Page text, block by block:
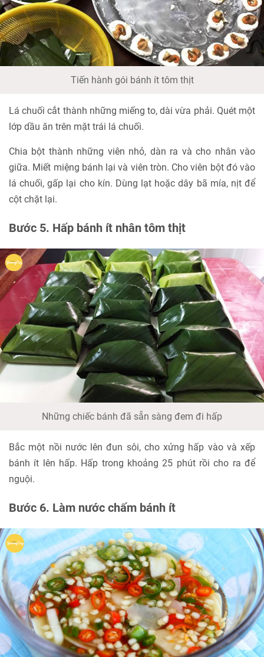
Tiến hành gói bánh ít tôm thịt
Lá chuối cắt thành những miếng to, dài vừa phải. Quét một
lớp dầu ăn trên mặt trái lá chuối.
Chia bột thành những viên nhỏ, dàn ra và cho nhân vào
giữa. Miết miệng bánh lại và viên tròn. Cho viên bột đó vào
lá chuối, gấp lại cho kín. Dùng lạt hoặc dây bã mía, nịt để
cột chặt lại.
Bước 5. Hấp bánh ít nhân tôm thịt
Những chiếc bánh đã sẵn sàng đem đi hấp
Bắc một nồi nước lên đun sôi, cho xửng hấp vào và xếp
bánh ít lên hấp. Hấp trong khoảng 25 phút rồi cho ra để
nguội.
Bước 6. Làm nước chấm bánh ít